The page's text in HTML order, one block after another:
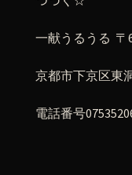
一献うるうる 〒
京都市下京区東
電話番号